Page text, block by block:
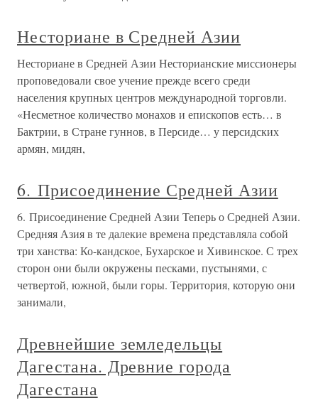
Несториане в Средней Азии
Несториане в Средней Азии Несторианские миссионеры
проповедовали свое учение прежде всего среди
населения крупных центров международной торговли.
«Несметное количество монахов и епископов есть… в
Бактрии, в Стране гуннов, в Персиде… у персидских
армян, мидян,
6. Присоединение Средней Азии
6. Присоединение Средней Азии Теперь о Средней Азии.
Средняя Азия в те далекие времена представляла собой
три ханства: Ко-кандское, Бухарское и Хивинское. С трех
сторон они были окружены песками, пустынями, с
четвертой, южной, были горы. Территория, которую они
занимали,
Древнейшие земледельцы
Дагестана. Древние города
Дагестана